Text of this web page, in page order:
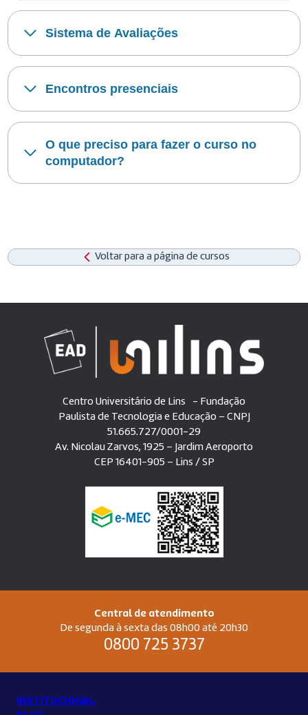
Sistema de Avaliações
Encontros presenciais
O que preciso para fazer o curso no
computador?
Voltar para a página de cursos
Centro Universitário de Lins - Fundação
Paulista de Tecnologia e Educação – CNPJ
51.665.727/0001-29
Av. Nicolau Zarvos, 1925 – Jardim Aeroporto
CEP 16401-905 – Lins / SP
Central de atendimento
De segunda à sexta das 08h00 até 20h30
0800 725 3737
INSTITUCIONAL